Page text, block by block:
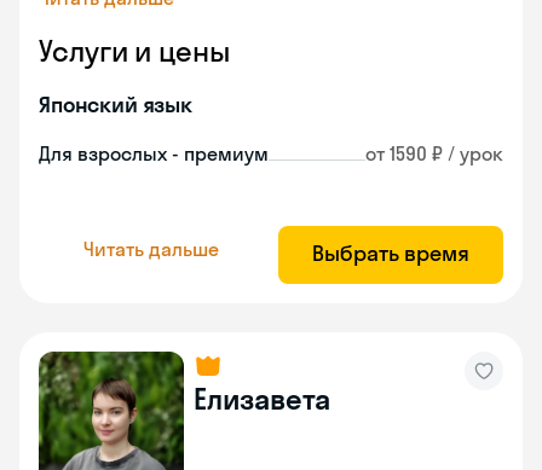
Услуги и цены
Японский язык
Для взрослых - премиум от 1590 ₽ / урок
Читать дальше Выбрать время
Елизавета